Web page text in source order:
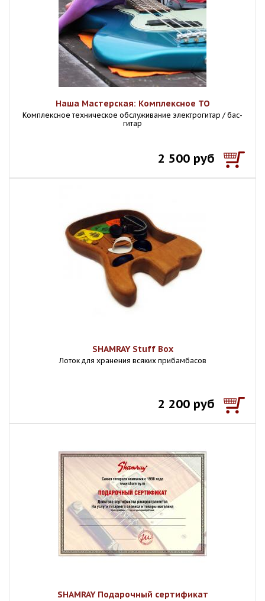
Наша Мастерская: Комплексное ТО
Комплексное техническое обслуживание электрогитар / бас-
гитар
2 500 руб
SHAMRAY Stuff Box
Лоток для хранения всяких прибамбасов
2 200 руб
SHAMRAY Подарочный сертификат